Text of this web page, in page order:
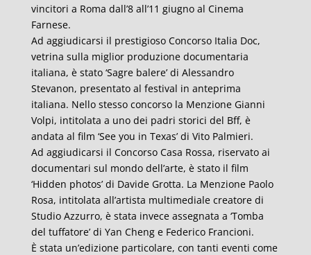
vincitori a Roma dall’8 all’11 giugno al Cinema
Farnese.
Ad aggiudicarsi il prestigioso Concorso Italia Doc,
vetrina sulla miglior produzione documentaria
italiana, è stato ‘Sagre balere’ di Alessandro
Stevanon, presentato al festival in anteprima
italiana. Nello stesso concorso la Menzione Gianni
Volpi, intitolata a uno dei padri storici del Bff, è
andata al film ‘See you in Texas’ di Vito Palmieri.
Ad aggiudicarsi il Concorso Casa Rossa, riservato ai
documentari sul mondo dell’arte, è stato il film
‘Hidden photos’ di Davide Grotta. La Menzione Paolo
Rosa, intitolata all’artista multimediale creatore di
Studio Azzurro, è stata invece assegnata a ‘Tomba
del tuffatore’ di Yan Cheng e Federico Francioni.
È stata un’edizione particolare, con tanti eventi come